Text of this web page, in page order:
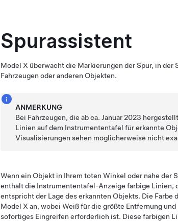
Spurassistent
Model X überwacht die Markierungen der Spur, in
Fahrzeugen oder anderen Objekten.
ANMERKUNG
Bei Fahrzeugen, die ab ca. Januar 2023
Linien auf dem Instrumententafel für erkannte
Visualisierungen sehen möglicherweise nicht
Wenn ein Objekt in Ihrem toten Winkel oder nahe der
enthält die Instrumententafel-Anzeige farbige Linien,
entspricht der Lage des erkannten Objekts. Die Farbe
Model X an, wobei Weiß für die größte Entfernung
sofortiges Eingreifen erforderlich ist. Diese farbigen